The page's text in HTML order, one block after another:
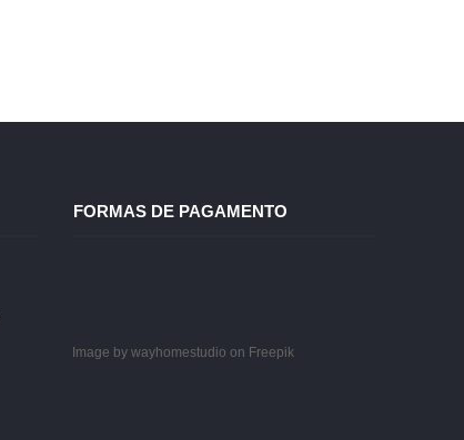
FORMAS DE PAGAMENTO
Image by wayhomestudio on Freepik